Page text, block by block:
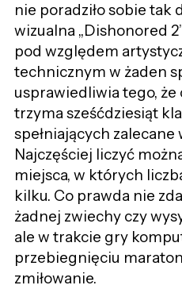
nie poradziło sobie tak
wizualna „Dishonored
pod względem
technicznym w żaden
usprawiedliwia tego, że
trzyma sześćdziesiąt
spełniających zalecane
Najczęściej liczyć
miejsca, w których
kilku. Co prawda nie
żadnej zwiechy czy
ale w trakcie gry
przebiegnięciu
zmiłowanie.